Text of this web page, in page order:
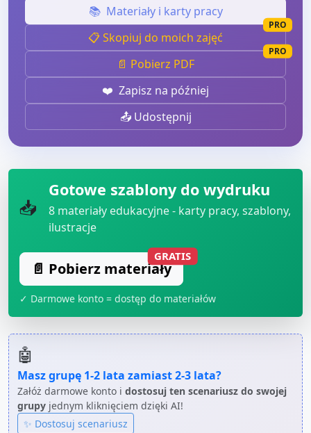
📚 Materiały i karty pracy
📋 Skopiuj do moich zajęć
PRO
📄 Pobierz PDF
PRO
❤️ Zapisz na później
📤 Udostępnij
📥
Gotowe szablony do wydruku
8 materiały edukacyjne - karty pracy, szablony,
ilustracje
📄 Pobierz materiały
GRATIS
✓ Darmowe konto = dostęp do materiałów
🤖
Masz grupę 1-2 lata zamiast2-3 lata?
Załóż darmowe konto i dostosuj ten scenariusz do swojej
grupy jednym kliknięciem dzięki AI!
✨ Dostosuj scenariusz